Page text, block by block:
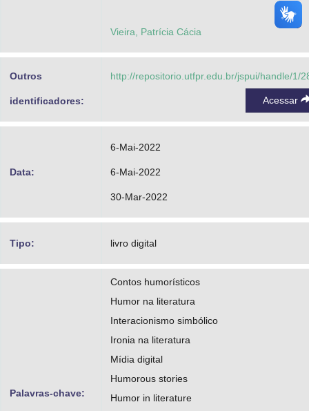
http://lattes.cnpq.br/2253638321010978
Oliveira, Siderlene Muniz
https://orcid.org/0000-0003-3661-0663
http://lattes.cnpq.br/6396411843386149
Vieira, Patrícia Cácia
Outros
identificadores:
http://repositorio.utfpr.edu.br/jspui/handle/1/
Acessar
Data:
6-Mai-2022
6-Mai-2022
30-Mar-2022
Tipo: livro digital
Palavras-chave:
Contos humorísticos
Humor na literatura
Interacionismo simbólico
Ironia na literatura
Mídia digital
Humorous stories
Humor in literature